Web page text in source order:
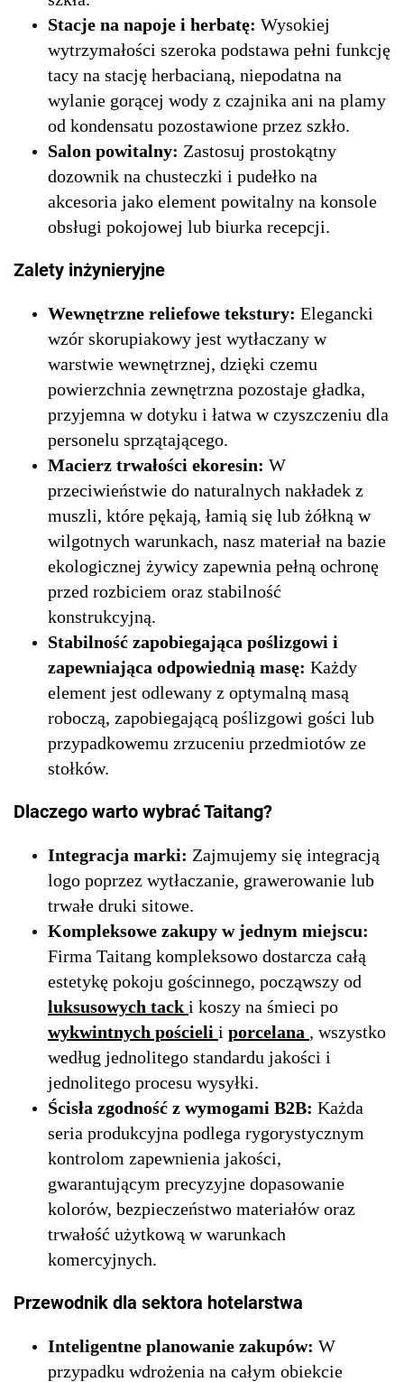
Stacje na napoje i herbatę: Wysokiej
wytrzymałości szeroka podstawa pełni funkcję
tacy na stację herbacianą, niepodatna na
wylanie gorącej wody z czajnika ani na plamy
od kondensatu pozostawione przez szkło.
Salon powitalny: Zastosuj prostokątny
dozownik na chusteczki i pudełko na
akcesoria jako element powitalny na konsole
obsługi pokojowej lub biurka recepcji.
Zalety inżynieryjne
Wewnętrzne reliefowe tekstury: Elegancki
wzór skorupiakowy jest wytłaczany w
warstwie wewnętrznej, dzięki czemu
powierzchnia zewnętrzna pozostaje gładka,
przyjemna w dotyku i łatwa w czyszczeniu dla
personelu sprzątającego.
Macierz trwałości ekoresin: W
przeciwieństwie do naturalnych nakładek z
muszli, które pękają, łamią się lub żółkną w
wilgotnych warunkach, nasz materiał na bazie
ekologicznej żywicy zapewnia pełną ochronę
przed rozbiciem oraz stabilność
konstrukcyjną.
Stabilność zapobiegająca poślizgowi i
zapewniająca odpowiednią masę: Każdy
element jest odlewany z optymalną masą
roboczą, zapobiegającą poślizgowi gości lub
przypadkowemu zrzuceniu przedmiotów ze
stołków.
Dlaczego warto wybrać Taitang?
Integracja marki: Zajmujemy się integracją
logo poprzez wytłaczanie, grawerowanie lub
trwałe druki sitowe.
Kompleksowe zakupy w jednym miejscu:
Firma Taitang kompleksowo dostarcza całą
estetykę pokoju gościnnego, począwszy od
luksusowych tack i koszy na śmieci po
wykwintnych pościeli i porcelana , wszystko
według jednolitego standardu jakości i
jednolitego procesu wysyłki.
Ścisła zgodność z wymogami B2B: Każda
seria produkcyjna podlega rygorystycznym
kontrolom zapewnienia jakości,
gwarantującym precyzyjne dopasowanie
kolorów, bezpieczeństwo materiałów oraz
trwałość użytkową w warunkach
komercyjnych.
Przewodnik dla sektora hotelarstwa
Inteligentne planowanie zakupów: W
przypadku wdrożenia na całym obiekcie